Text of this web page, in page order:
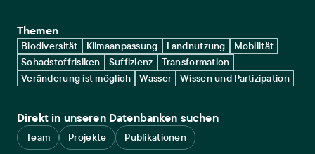
Themen
Biodiversität Klimaanpassung Landnutzung
Mobilität
Schadstoffrisiken
Suffizienz
Transformation
Veränderung ist möglich
Wasser Wissen und Partizipation
Direkt in unseren Datenbanken suchen
Team Projekte Publikationen